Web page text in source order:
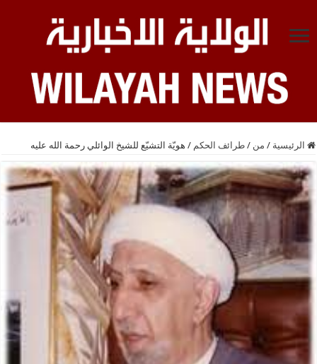
الرئيسية / من / طرائف الحكم / هويّة التشيّع للشيخ الوائلي رحمة الله عليه